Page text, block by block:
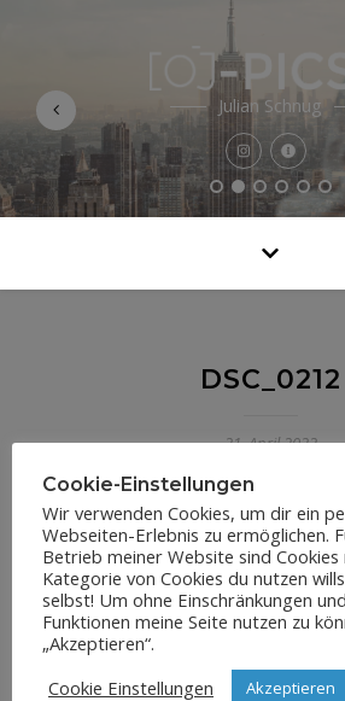
Julian Schnug
DSC_0212
21. April 2022
Cookie-Einstellungen
Wir verwenden Cookies, um dir ein
Webseiten-Erlebnis zu ermöglichen.
Betrieb meiner Website sind
Kategorie von Cookies du nutzen
selbst! Um ohne Einschränkungen
Funktionen meine Seite nutzen zu
„Akzeptieren“.
Cookie Einstellungen
Akzeptieren